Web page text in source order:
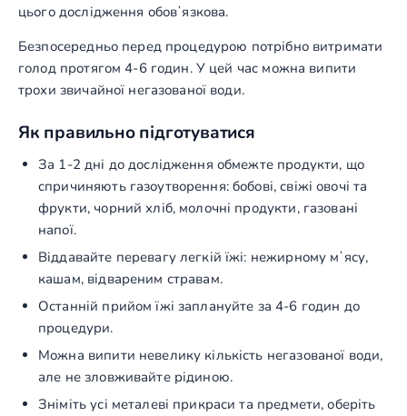
цього дослідження обовʼязкова.
Безпосередньо перед процедурою потрібно витримати
голод протягом 4-6 годин. У цей час можна випити
трохи звичайної негазованої води.
Як правильно підготуватися
За 1-2 дні до дослідження обмежте продукти, що
спричиняють газоутворення: бобові, свіжі овочі та
фрукти, чорний хліб, молочні продукти, газовані
напої.
Віддавайте перевагу легкій їжі: нежирному мʼясу,
кашам, відвареним стравам.
Останній прийом їжі заплануйте за 4-6 годин до
процедури.
Можна випити невелику кількість негазованої води,
але не зловживайте рідиною.
Зніміть усі металеві прикраси та предмети, оберіть